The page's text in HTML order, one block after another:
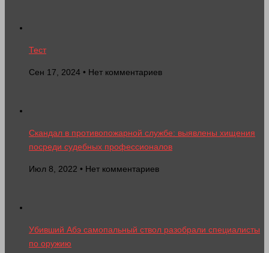
Тест
Сен 17, 2024 • Нет комментариев
Скандал в противопожарной службе: выявлены хищения
посреди судебных профессионалов
Июл 8, 2022 • Нет комментариев
Убивший Абэ самопальный ствол разобрали специалисты
по оружию